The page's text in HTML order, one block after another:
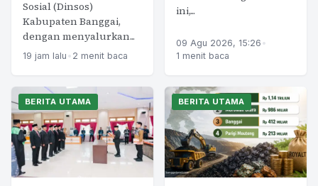
Sosial (Dinsos)
Kabupaten Banggai,
dengan menyalurkan...
19 jam lalu • 2 menit baca
ini,...
09 Agu 2026, 15:26 •
1 menit baca
BERITA UTAMA BERITA UTAMA